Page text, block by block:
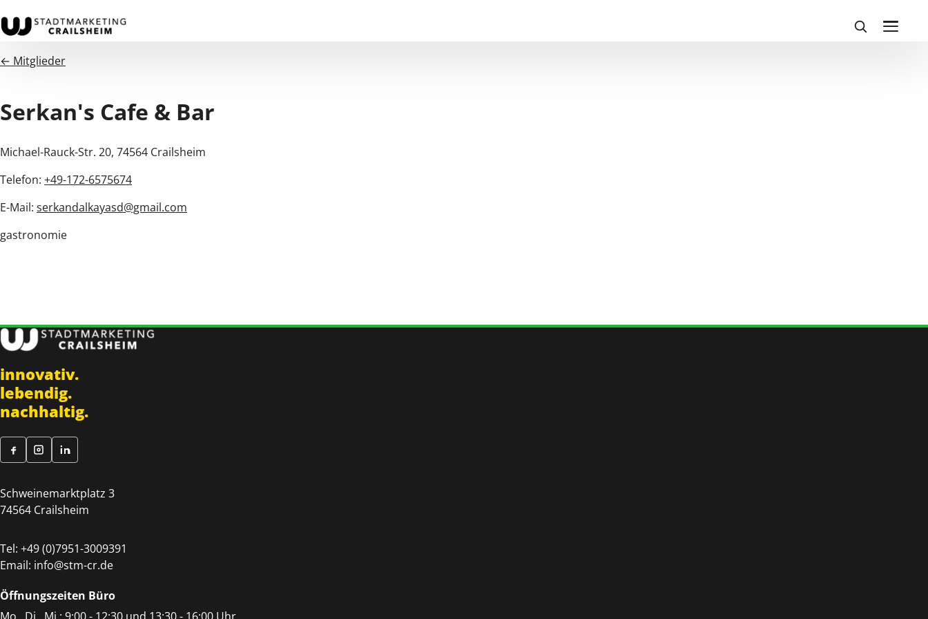
← Mitglieder
Serkan's Cafe & Bar
Michael-Rauck-Str. 20, 74564 Crailsheim
Telefon: +49-172-6575674
E-Mail: serkandalkayasd@gmail.com
gastronomie
innovativ.
lebendig.
nachhaltig.
Schweinemarktplatz 3
74564 Crailsheim
Tel: +49 (0)7951-3009391
Email: info@stm-cr.de
Öffnungszeiten Büro
Mo., Di., Mi.: 9:00 - 12:30 und 13:30 - 16:00 Uhr